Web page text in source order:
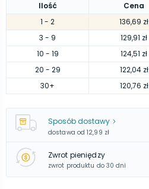
Ilość Cena
1 - 2 136,69 zł
3 - 9 129,91 zł
10 - 19 124,51 zł
20 - 29 122,04 zł
30+ 120,76 zł
Sposób dostawy
dostawa od 12,99 zł
Zwrot pieniędzy
zwrot produktu do 30 dni